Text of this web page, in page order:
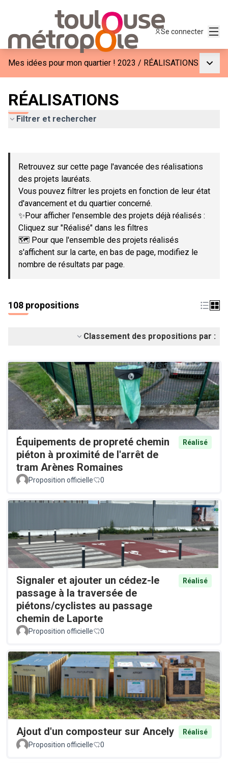
Se connecter
Mes idées pour mon quartier ! 2023 / RÉALISATIONS
RÉALISATIONS
Filtrer et rechercher
−
Retrouvez sur cette page l'avancée des réalisations
des projets lauréats.
Vous pouvez filtrer les projets en fonction de leur état
d'avancement et du quartier concerné.
✨Pour afficher l'ensemble des projets déjà réalisés :
Cliquez sur "Réalisé" dans les filtres
🗺️ Pour que l'ensemble des projets réalisés
s'affichent sur la carte, en bas de page, modifiez le
nombre de résultats par page.
108 propositions
Classement des propositions par :
Équipements de propreté chemin
piéton à proximité de l'arrêt de
tram Arènes Romaines
Réalisé
Proposition officielle 0
Signaler et ajouter un cédez-le
passage à la traversée de
piétons/cyclistes au passage
chemin de Laporte
Réalisé
Proposition officielle 0
Ajout d'un composteur sur Ancely
Réalisé
Proposition officielle
0